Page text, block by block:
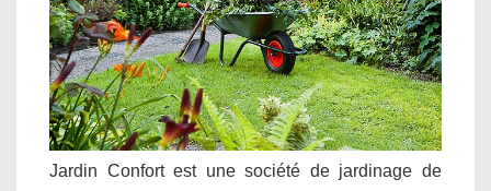
Jardin Confort est une société de jardinage de